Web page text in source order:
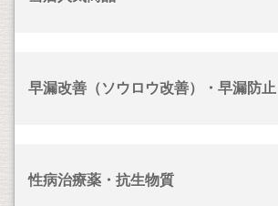
早漏改善（ソウロウ改善）・早漏防止
性病治療薬・抗生物質